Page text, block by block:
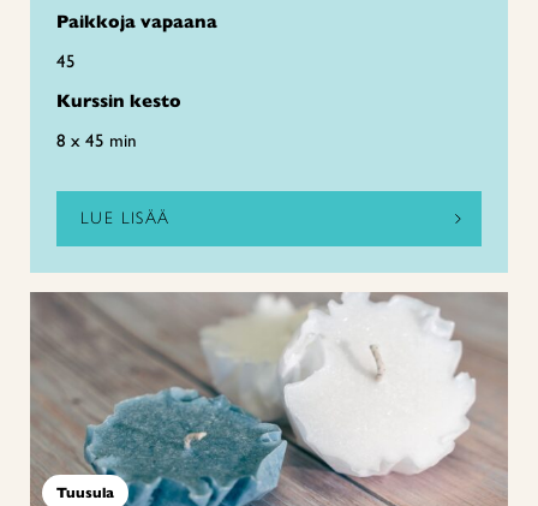
Paikkoja vapaana
45
Kurssin kesto
8 x 45 min
LUE LISÄÄ
Tuusula